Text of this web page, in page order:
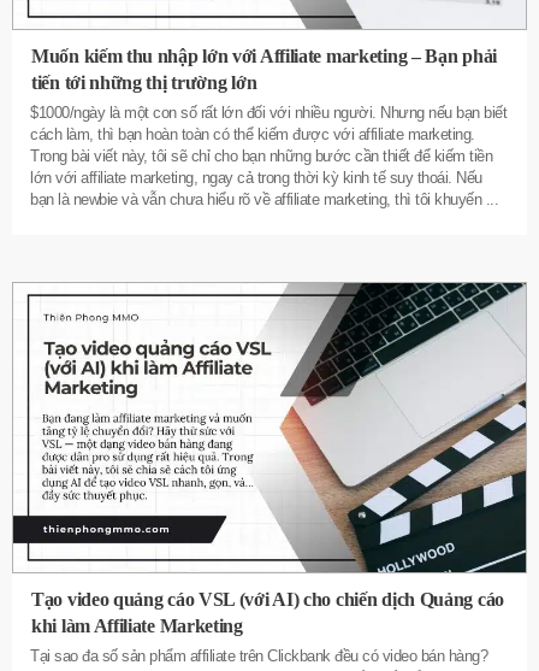
Muốn kiếm thu nhập lớn với Affiliate marketing – Bạn phải
tiến tới những thị trường lớn
$1000/ngày là một con số rất lớn đối với nhiều người. Nhưng nếu bạn biết
cách làm, thì bạn hoàn toàn có thể kiếm được với affiliate marketing.
Trong bài viết này, tôi sẽ chỉ cho bạn những bước cần thiết để kiếm tiền
lớn với affiliate marketing, ngay cả trong thời kỳ kinh tế suy thoái. Nếu
bạn là newbie và vẫn chưa hiểu rõ về affiliate marketing, thì tôi khuyến ...
Tạo video quảng cáo VSL (với AI) cho chiến dịch Quảng cáo
khi làm Affiliate Marketing
Tại sao đa số sản phẩm affiliate trên Clickbank đều có video bán hàng?